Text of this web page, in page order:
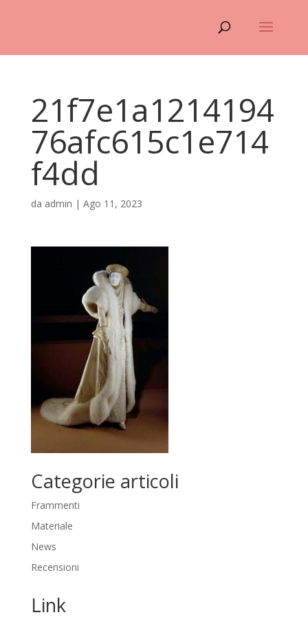
21f7e1a1214194
76afc615c1e714
f4dd
da admin | Ago 11, 2023
Categorie articoli
Frammenti
Materiale
News
Recensioni
Link